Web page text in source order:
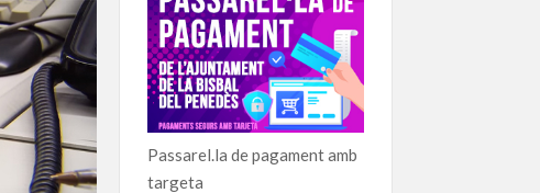
Passarel.la de pagament amb
targeta